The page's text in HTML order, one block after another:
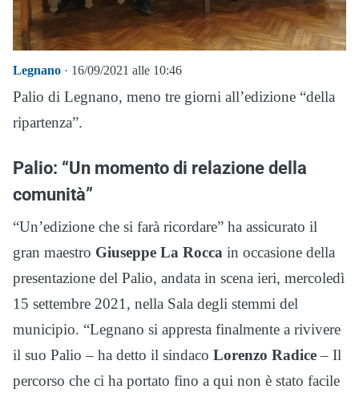
Legnano · 16/09/2021 alle 10:46
Palio di Legnano, meno tre giorni all’edizione “della
ripartenza”.
Palio: “Un momento di relazione della
comunità”
“Un’edizione che si farà ricordare” ha assicurato il
gran maestro Giuseppe La Rocca in occasione della
presentazione del Palio, andata in scena ieri, mercoledì
15 settembre 2021, nella Sala degli stemmi del
municipio. “Legnano si appresta finalmente a rivivere
il suo Palio – ha detto il sindaco Lorenzo Radice– Il
percorso che ci ha portato fino a qui non è stato facile